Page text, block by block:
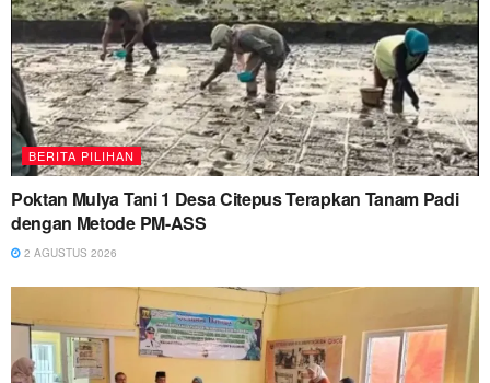
BERITA PILIHAN
Poktan Mulya Tani 1 Desa Citepus Terapkan Tanam Padi
dengan Metode PM-ASS
2 AGUSTUS 2026